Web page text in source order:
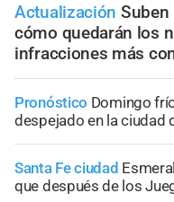
Actualización Suben
cómo quedarán los
infracciones más
Pronóstico Domingo
despejado en la ciudad
Santa Fe ciudad
que después de los